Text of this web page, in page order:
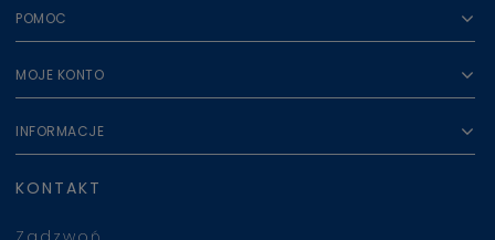
POMOC
MOJE KONTO
INFORMACJE
KONTAKT